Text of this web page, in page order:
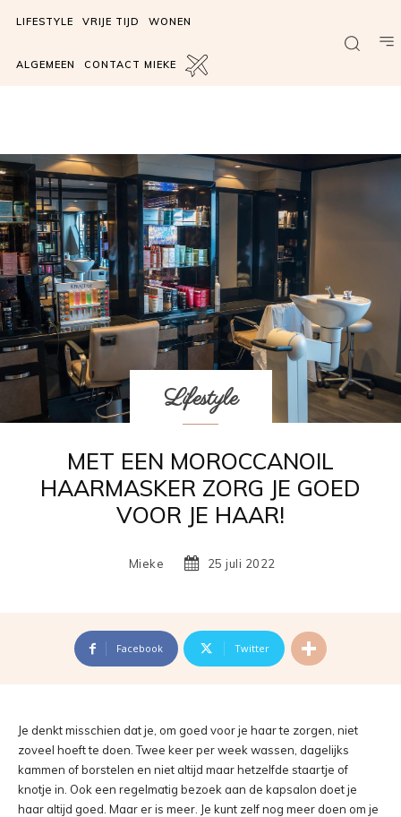
LIFESTYLE VRIJE TIJD WONEN
ALGEMEEN CONTACT MIEKE
Lifestyle
MET EEN MOROCCANOIL
HAARMASKER ZORG JE GOED
VOOR JE HAAR!
Mieke 25 juli 2022
Facebook Twitter
Je denkt misschien dat je, om goed voor je haar te zorgen, niet
zoveel hoeft te doen. Twee keer per week wassen, dagelijks
kammen of borstelen en niet altijd maar hetzelfde staartje of
knotje in. Ook een regelmatig bezoek aan de kapsalon doet je
haar altijd goed. Maar er is meer. Je kunt zelf nog meer doen om je